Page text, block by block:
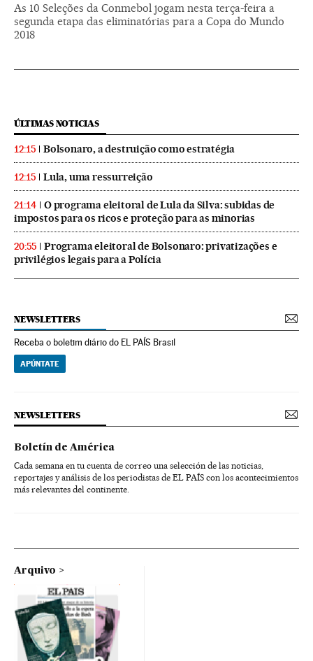
As 10 Seleções da Conmebol jogam nesta terça-feira a
segunda etapa das eliminatórias para a Copa do Mundo
2018
ÚLTIMAS NOTICIAS
12:15 Bolsonaro, a destruição como estratégia
12:15 Lula, uma ressurreição
21:14
O programa eleitoral de Lula da Silva: subidas de
impostos para os ricos e proteção para as minorias
20:55
Programa eleitoral de Bolsonaro: privatizações e
privilégios legais para a Polícia
NEWSLETTERS
Receba o boletim diário do EL PAÍS Brasil
APÚNTATE
NEWSLETTERS
Boletín de América
Cada semana en tu cuenta de correo una selección de las noticias,
reportajes y análisis de los periodistas de EL PAÍS con los acontecimientos
más relevantes del continente.
Arquivo